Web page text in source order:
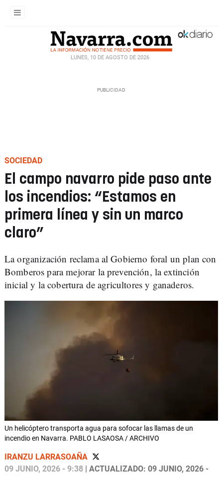
LUNES, 10 DE AGOSTO DE 2026
SOCIEDAD
El campo navarro pide paso ante
los incendios: “Estamos en
primera línea y sin un marco
claro”
La organización reclama al Gobierno foral un plan con
Bomberos para mejorar la prevención, la extinción
inicial y la cobertura de agricultores y ganaderos.
Un helicóptero transporta agua para sofocar las llamas de un
incendio en Navarra. PABLO LASAOSA / ARCHIVO
IRANZU LARRASOAÑA
09 JUNIO, 2026 - 9:38 | ACTUALIZADO: 09 JUNIO, 2026 -